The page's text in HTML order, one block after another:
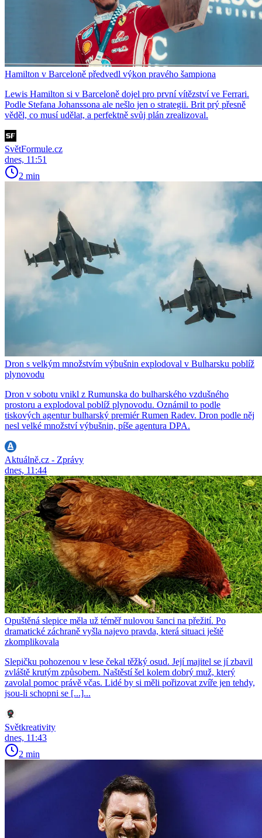
Hamilton v Barceloně předvedl výkon pravého šampiona
Lewis Hamilton si v Barceloně dojel pro první vítězství ve Ferrari.
Podle Stefana Johanssona ale nešlo jen o strategii. Brit prý přesně
věděl, co musí udělat, a perfektně svůj plán zrealizoval.
SvětFormule.cz
dnes, 11:51
2 min
Dron s velkým množstvím výbušnin explodoval v Bulharsku poblíž
plynovodu
Dron v sobotu vnikl z Rumunska do bulharského vzdušného
prostoru a explodoval poblíž plynovodu. Oznámil to podle
tiskových agentur bulharský premiér Rumen Radev. Dron podle něj
nesl velké množství výbušnin, píše agentura DPA.
Aktuálně.cz - Zprávy
dnes, 11:44
Opuštěná slepice měla už téměř nulovou šanci na přežití. Po
dramatické záchraně vyšla najevo pravda, která situaci ještě
zkomplikovala
Slepičku pohozenou v lese čekal těžký osud. Její majitel se jí zbavil
zvláště krutým způsobem. Naštěstí šel kolem dobrý muž, který
zavolal pomoc právě včas. Lidé by si měli pořizovat zvíře jen tehdy,
jsou-li schopni se [...]...
Světkreativity
dnes, 11:43
2 min